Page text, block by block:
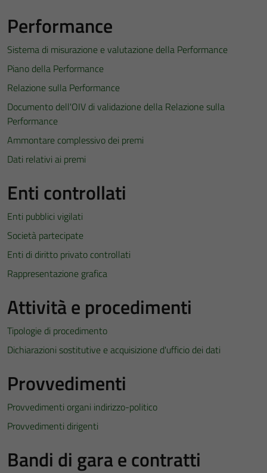
Performance
Sistema di misurazione e valutazione della Performance
Piano della Performance
Relazione sulla Performance
Documento dell'OIV di validazione della Relazione sulla
Performance
Ammontare complessivo dei premi
Dati relativi ai premi
Enti controllati
Enti pubblici vigilati
Società partecipate
Enti di diritto privato controllati
Rappresentazione grafica
Attività e procedimenti
Tipologie di procedimento
Dichiarazioni sostitutive e acquisizione d'ufficio dei dati
Provvedimenti
Provvedimenti organi indirizzo-politico
Provvedimenti dirigenti
Bandi di gara e contratti